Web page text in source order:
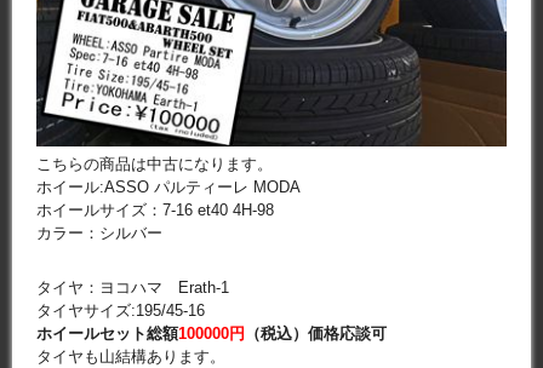
こちらの商品は中古になります。
ホイール:ASSO パルティーレ MODA
ホイールサイズ：7-16 et40 4H-98
カラー：シルバー
タイヤ：ヨコハマ Erath-1
タイヤサイズ:195/45-16
ホイールセット総額100000円
（税込）価格応談可
タイヤも山結構あります。